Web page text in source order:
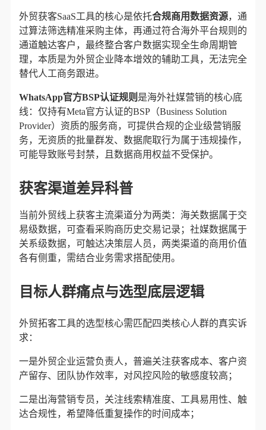
外贸获客SaaS工具的核心是依托​合规商用数据资源​，通
过算法筛选精准采购主体，再通过符合海外平台规则的
通道触达客户，最终整合客户数据实现全生命周期管
理，本质是为外贸企业降本增效的辅助工具，无法完全
替代人工商务跟进。
WhatsApp官方BSP认证规则 是海外社媒营销的核心底
线：仅持有Meta官方认证的BSP（Business Solution
Provider）资质的服务商，可提供合规的企业级营销服
务，无资质的批量群发、数据爬取行为属于违规操作，
可能导致账号封禁，且数据商用权益不受保护。
获客渠道差异科普
当前外贸线上获客主流渠道分为两类： 海关数据属于交
易级数据，可查看采购商历史交易记录；社媒数据属于
关系级数据，可触达决策层人员，两类渠道的商用价值
各有侧重，需结合业务需求搭配使用。
目标人群痛点与选型底层逻辑
外贸拓客工具的选型核心需匹配四类核心人群的真实诉
求：
一是外贸企业运营负责人，普遍关注获客成本、客户资
产留存、团队协作效率，对风控风险的敏感度较高；
二是出海营销专员，关注线索精准度、工具易用性、触
达合规性，希望降低重复操作的时间成本；